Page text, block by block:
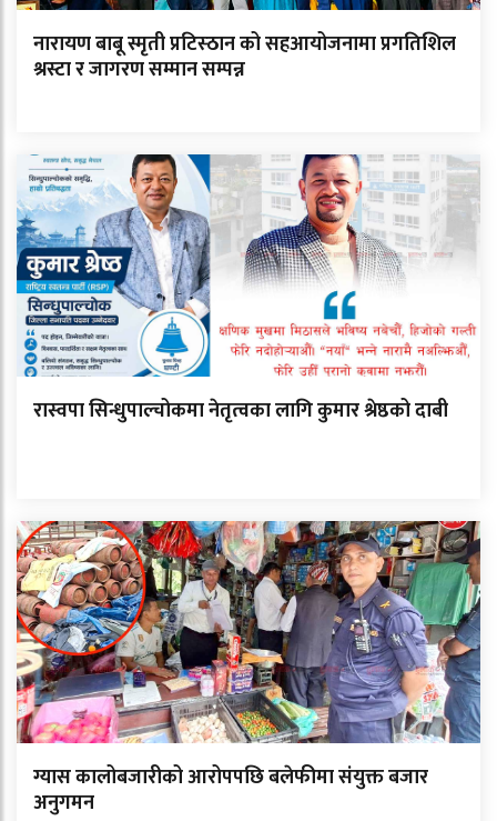
नारायण बाबू स्मृती प्रटिस्ठान को सहआयोजनामा प्रगतिशिल
श्रस्टा र जागरण सम्मान सम्पन्न
रास्वपा सिन्धुपाल्चोकमा नेतृत्वका लागि कुमार श्रेष्ठको दाबी
ग्यास कालोबजारीको आरोपपछि बलेफीमा संयुक्त बजार
अनुगमन